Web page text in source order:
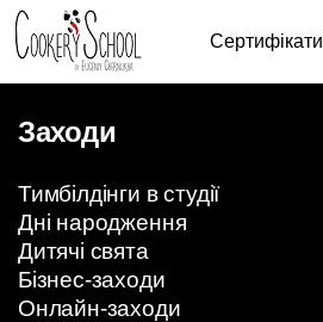
Сертифікати
Ваш кошик порожній.
Повернутись в магазин
Заходи
Тимбілдінги в студії
Дні народження
Дитячі свята
Бізнес-заходи
Онлайн-заходи